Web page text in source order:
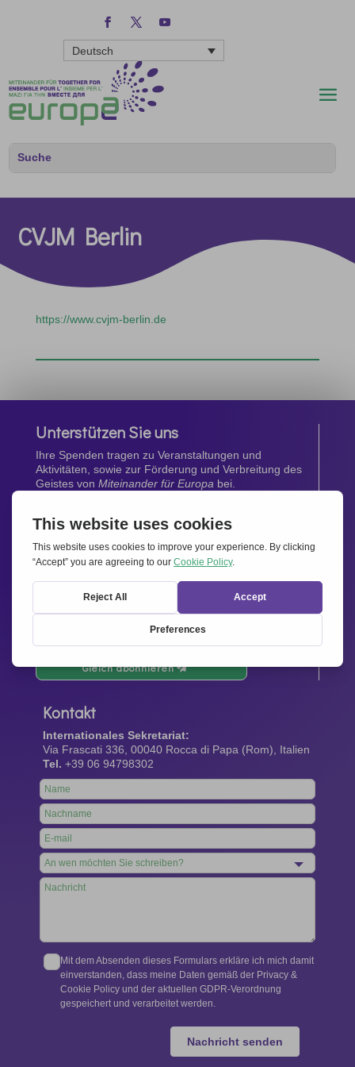
Deutsch
CVJM Berlin
https://www.cvjm-berlin.de
Unterstützen Sie uns
Ihre Spenden tragen zu Veranstaltungen und
Aktivitäten, sowie zur Förderung und Verbreitung des
Geistes von Miteinander für Europa bei.
Jetzt spenden
Newsletter
Bleiben Sie auf dem Laufenden mit den neuesten
Infos aus unserem Netzwerk.
Gleich abonnieren
Kontakt
Internationales Sekretariat:
Via Frascati 336, 00040 Rocca di Papa (Rom), Italien
Tel. +39 06 94798302
Leave
this
field
blank
Mit dem Absenden dieses Formulars erkläre ich mich damit
einverstanden, dass meine Daten gemäß der Privacy &
Cookie Policy und der aktuellen GDPR-Verordnung
gespeichert und verarbeitet werden.
Nachricht senden